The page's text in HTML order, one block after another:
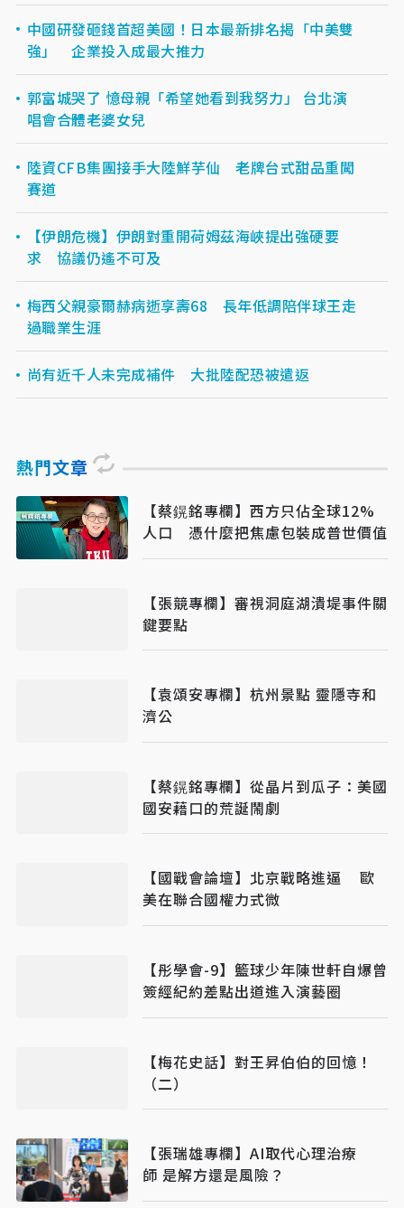
中國研發砸錢首超美國！日本最新排名揭「中美雙
強」 企業投入成最大推力
郭富城哭了 憶母親「希望她看到我努力」 台北演
唱會合體老婆女兒
陸資CFB集團接手大陸鮮芋仙 老牌台式甜品重闖
賽道
【伊朗危機】伊朗對重開荷姆茲海峽提出強硬要
求 協議仍遙不可及
梅西父親豪爾赫病逝享壽68 長年低調陪伴球王走
過職業生涯
尚有近千人未完成補件 大批陸配恐被遣返
熱門文章
【蔡鎤銘專欄】西方只佔全球12%
人口 憑什麼把焦慮包裝成普世價值
【張競專欄】審視洞庭湖潰堤事件關
鍵要點
【袁頌安專欄】杭州景點 靈隱寺和
濟公
【蔡鎤銘專欄】從晶片到瓜子：美國
國安藉口的荒誕鬧劇
【國戰會論壇】北京戰略進逼 歐
美在聯合國權力式微
【彤學會-9】籃球少年陳世軒自爆曾
簽經紀約差點出道進入演藝圈
【梅花史話】對王昇伯伯的回憶！
（二）
【張瑞雄專欄】AI取代心理治療
師 是解方還是風險？